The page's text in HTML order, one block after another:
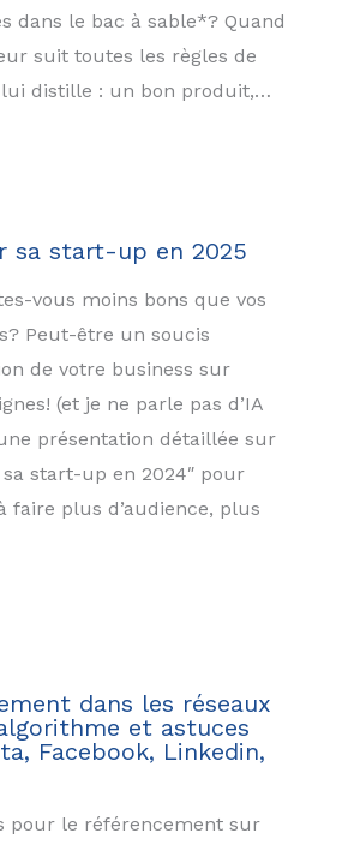
dans le bac à sable*? Quand
suit toutes les règles de
lui distille : un bon produit,…
sa start-up en 2025
vous moins bons que vos
Peut-être un soucis
de votre business sur
(et je ne parle pas d’IA
présentation détaillée sur
start-up en 2024″ pour
faire plus d’audience, plus
dans les réseaux
et astuces
Facebook, Linkedin,
pour le référencement sur